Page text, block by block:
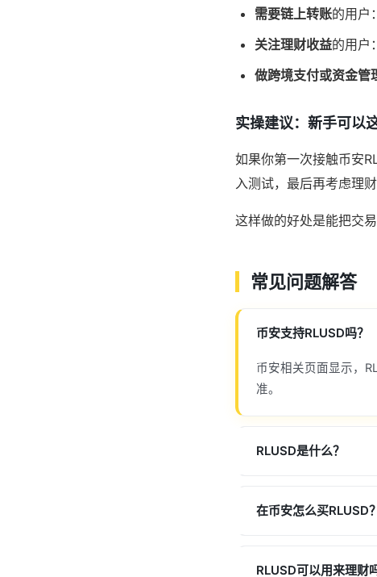
需要链上转账的用户
关注理财收益的用户
做跨境支付或资金管
实操建议：新手可以
如果你第一次接触币安
入测试，最后再考虑理
这样做的好处是能把交
常见问题解答
币安支持RLUSD吗？
币安相关页面显示，
准。
RLUSD是什么？
在币安怎么买RLUSD？
RLUSD可以用来理财